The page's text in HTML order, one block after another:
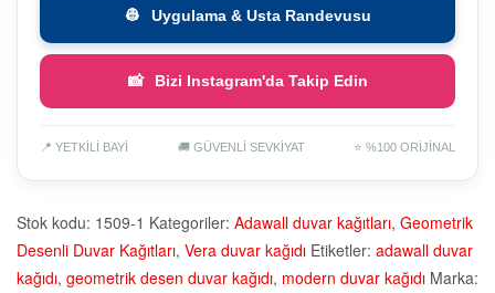
👷 Uygulama & Usta Randevusu
📸 Bizi Instagram'da Takip Edin
📍 YETKİLİ BAYİ 🚚 GÜVENLİ SEVKİYAT ⭐ %100 ORİJİNAL
Stok kodu: 1509-1 Kategoriler: Adawall duvar kağıtları, Geometrik
Desenli Duvar Kağıtları, Vera duvar kağıdı Etiketler: adawall duvar
kağıdı, geometrik desen duvar kağıdı, modern duvar kağıdı Marka: